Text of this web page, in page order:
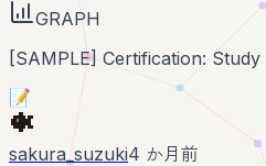
GRAPH
[SAMPLE] Certification:
📝
sakura_suzuki4 か月前